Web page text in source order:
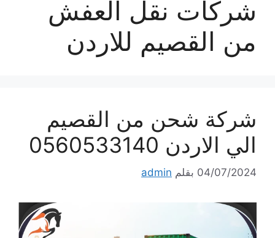
شركات نقل العفش
من القصيم للاردن
شركة شحن من القصيم
الي الاردن 0560533140
04/07/2024 بقلم admin